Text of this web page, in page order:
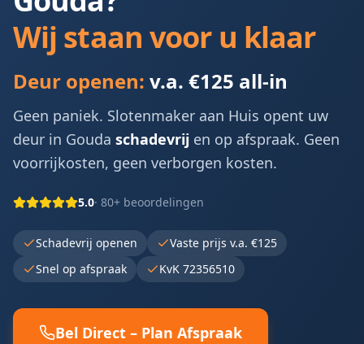
Wij staan voor u klaar
Deur openen: v.a. €125 all-in
Geen paniek. Slotenmaker aan Huis opent uw
deur in Gouda schadevrij en op afspraak. Geen
voorrijkosten, geen verborgen kosten.
5.0· 80+ beoordelingen
Schadevrij openen
Vaste prijs v.a. €125
Snel op afspraak
KvK 72356510
Bel Direct – Plan Afspraak